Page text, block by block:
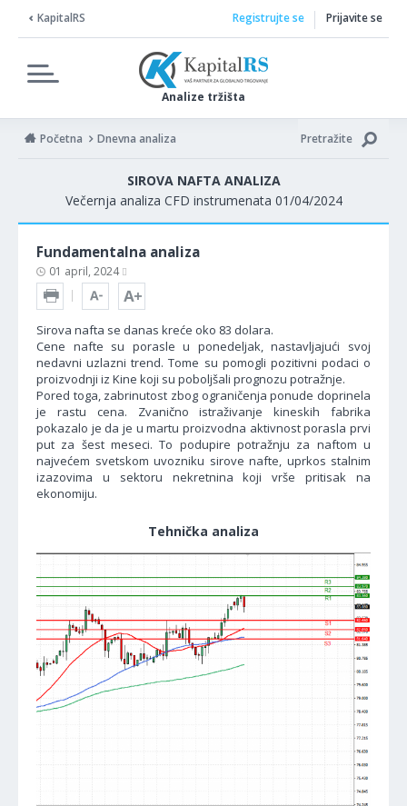
KapitalRS
Analize tržišta
Registrujte se Prijavite se
Početna Dnevna analiza Pretražite
SIROVA NAFTA ANALIZA
Večernja analiza CFD instrumenata 01/04/2024
Fundamentalna analiza
01 april, 2024
Sirova nafta se danas kreće oko 83 dolara.
Cene nafte su porasle u ponedeljak, nastavljajući svoj
nedavni uzlazni trend. Tome su pomogli pozitivni podaci o
proizvodnji iz Kine koji su poboljšali prognozu potražnje.
Pored toga, zabrinutost zbog ograničenja ponude doprinela
je rastu cena. Zvanično istraživanje kineskih fabrika
pokazalo je da je u martu proizvodna aktivnost porasla prvi
put za šest meseci. To podupire potražnju za naftom u
najvećem svetskom uvozniku sirove nafte, uprkos stalnim
izazovima u sektoru nekretnina koji vrše pritisak na
ekonomiju.
Tehnička analiza